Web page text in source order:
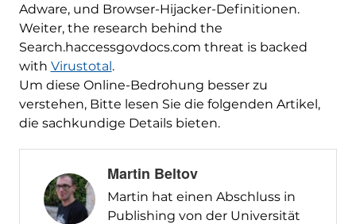
Adware, und Browser-Hijacker-Definitionen.
Weiter, the research behind the
Search.haccessgovdocs.com threat is backed
with Virustotal.
Um diese Online-Bedrohung besser zu
verstehen, Bitte lesen Sie die folgenden Artikel,
die sachkundige Details bieten.
Martin Beltov
Martin hat einen Abschluss in
Publishing von der Universität